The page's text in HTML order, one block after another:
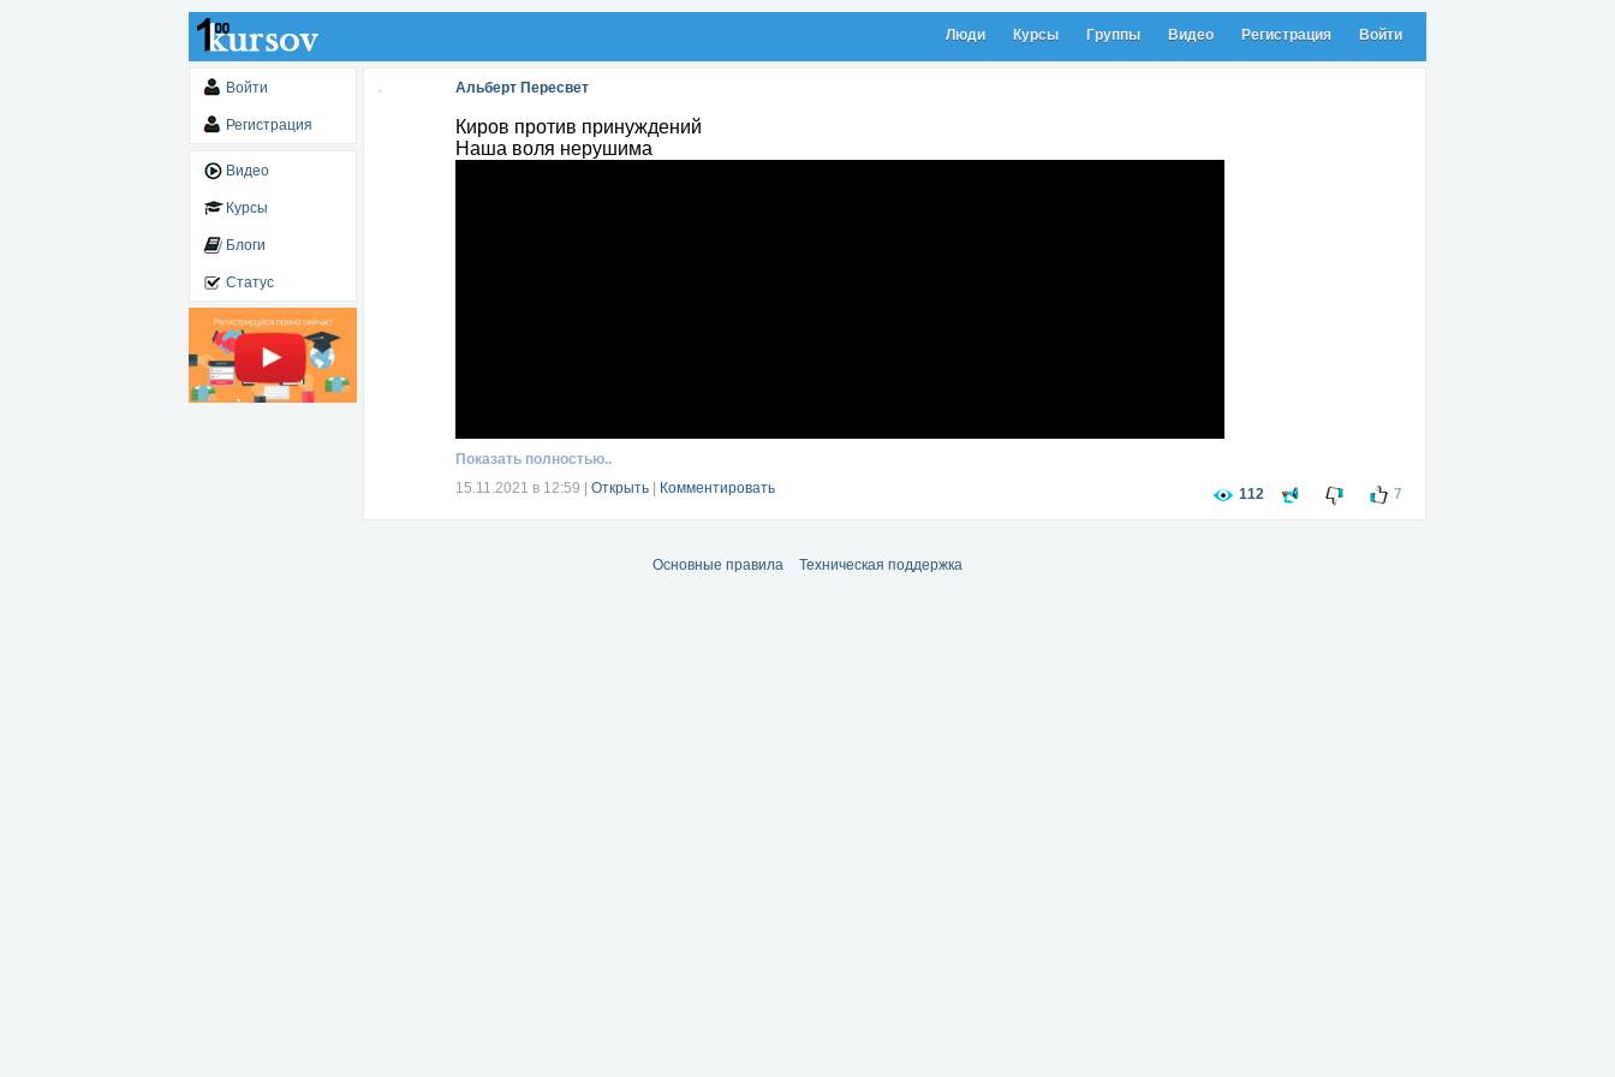
Люди Курсы Группы Видео Регистрация Войти
Войти
Регистрация
Видео
Курсы
Блоги
Статус
Альберт Пересвет
Киров против принуждений
Наша воля нерушима
Показать полностью..
15.11.2021 в 12:59
Открыть Комментировать 112 7
Основные правила Техническая поддержка